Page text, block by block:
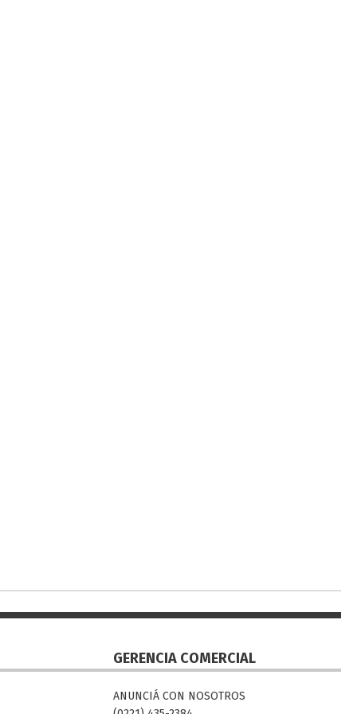
GERENCIA COMERCIAL
ANUNCIÁ CON NOSOTROS